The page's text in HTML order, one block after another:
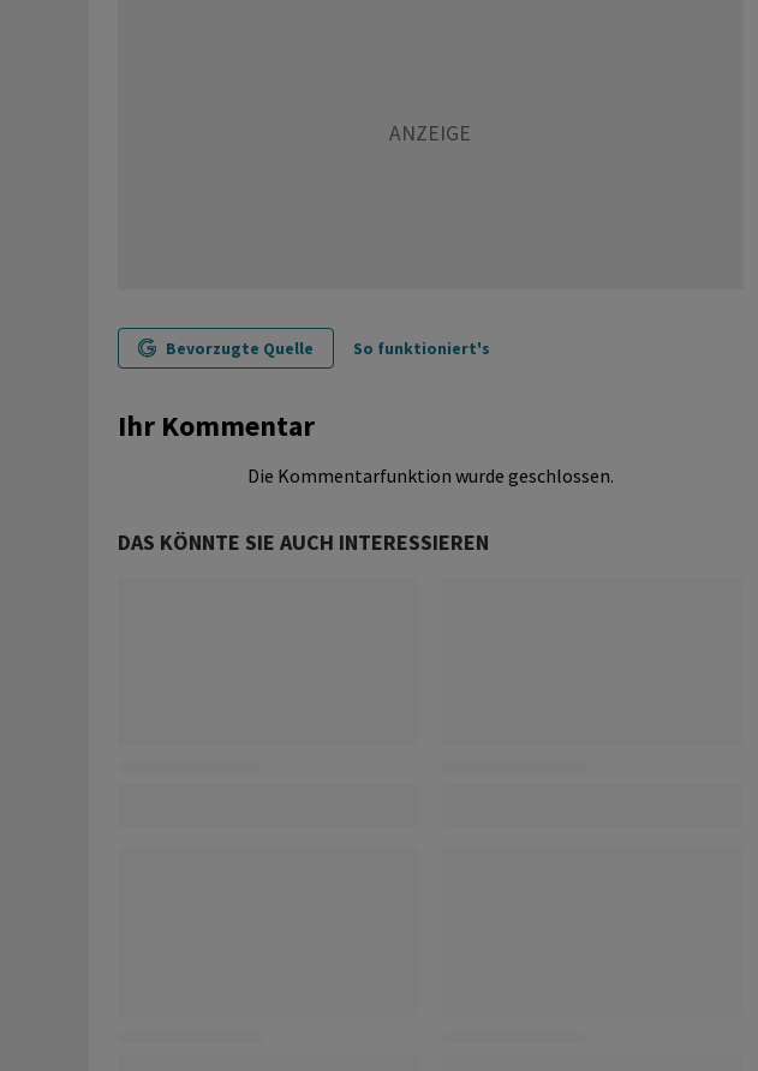
Bevorzugte Quelle So funktioniert's
Ihr Kommentar
Die Kommentarfunktion wurde geschlossen.
DAS KÖNNTE SIE AUCH INTERESSIEREN